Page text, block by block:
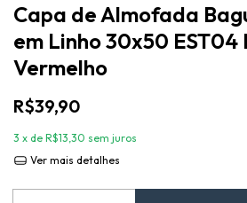
Capa de Almofada
em Linho 30x50 EST04
Vermelho
R$39,90
3 x de R$13,30 sem juros
Ver mais detalhes